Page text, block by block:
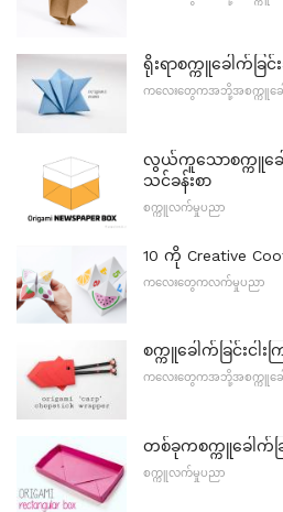
ရိုးရာစက္ကူခေါက်ခြင်
ကလေးတွေကအဘို့အစက္ကူခေါ
လွယ်ကူသောစက္ကူခေ
သင်ခန်းစာ
စက္ကူလက်မှုပညာ
10 ကို Creative
ကလေးတွေကလက်မှုပညာ
စက္ကူခေါက်ခြင်းငါး
ကလေးတွေကအဘို့အစက္ကူခေါ
တစ်ခုကစက္ကူခေါက်ခ
စက္ကူလက်မှုပညာ